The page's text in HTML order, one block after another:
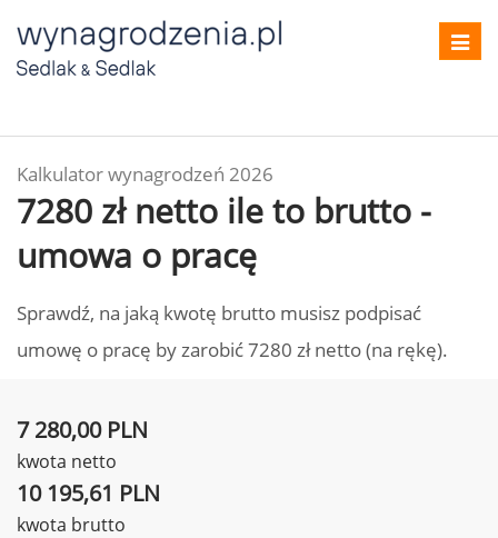
Kalkulator wynagrodzeń 2026
7280 zł netto ile to brutto -
umowa o pracę
Sprawdź, na jaką kwotę brutto musisz podpisać
umowę o pracę by zarobić 7280 zł netto (na rękę).
7 280,00 PLN
kwota netto
10 195,61 PLN
kwota brutto